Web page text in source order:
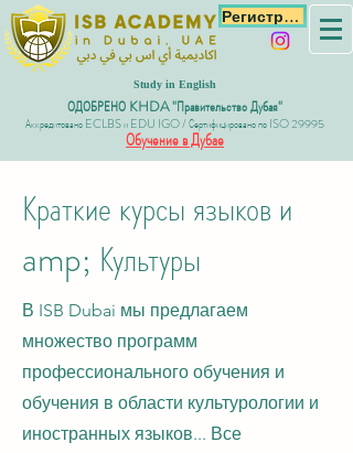
Регистрация
Study in English
ОДОБРЕНО KHDA "Правительство Дубая"
Аккредитовано ECLBS и EDU IGO / Сертифицировано по ISO 29995
Обучение в Дубае
Краткие курсы языков и
amp; Культуры
В ISB Dubai мы предлагаем
множество программ
профессионального обучения и
обучения в области культурологии и
иностранных языков... Все